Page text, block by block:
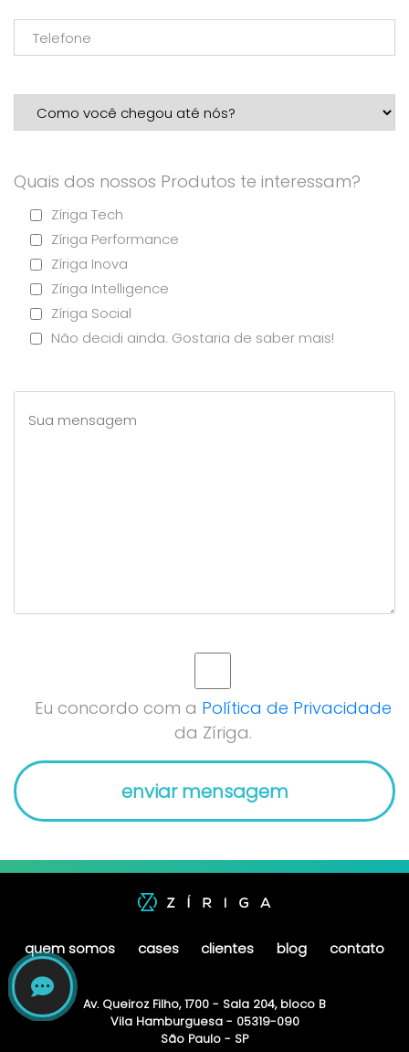
Quais dos nossos Produtos te interessam?
Zíriga Tech
Zíriga Performance
Zíriga Inova
Zíriga Intelligence
Zíriga Social
Não decidi ainda. Gostaria de saber mais!
Eu concordo com a Política de Privacidade
da Zíriga.
quem somos cases clientes blog contato
Av. Queiroz Filho, 1700 - Sala 204, bloco B
Vila Hamburguesa - 05319-090
São Paulo - SP